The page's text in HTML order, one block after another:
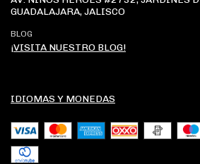
GUADALAJARA, JALISCO
BLOG
¡VISITA NUESTRO BLOG!
IDIOMAS Y MONEDAS